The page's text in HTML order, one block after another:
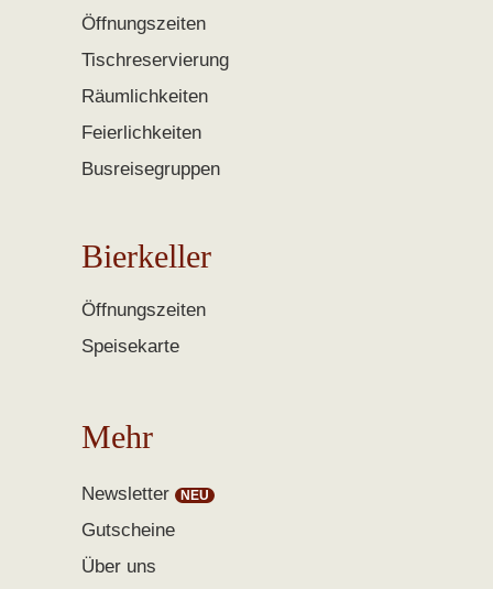
Öffnungszeiten
Tischreservierung
Räumlichkeiten
Feierlichkeiten
Busreisegruppen
Bierkeller
Öffnungszeiten
Speisekarte
Mehr
Newsletter
Gutscheine
Über uns